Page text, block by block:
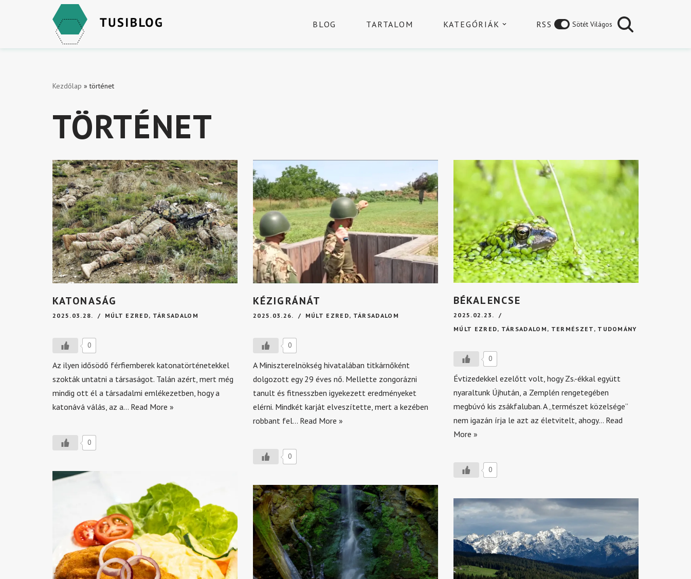
BLOG TARTALOM KATEGÓRIÁK RSS Sötét Világos
Kezdőlap »történet
TÖRTÉNET
KATONASÁG
2025.03.28. MÚLT EZRED, TÁRSADALOM
0
Az ilyen idősödő férfiemberek katonatörténetekkel
szokták untatni a társaságot. Talán azért, mert még
mindig ott él a társadalmi emlékezetben, hogy a
katonává válás, az a… Read More »
0
KÉZIGRÁNÁT
2025.03.26. MÚLT EZRED, TÁRSADALOM
0
A Miniszterelnökség hivatalában titkárnőként
dolgozott egy 29 éves nő. Mellette zongorázni
tanult és fitnesszben igyekezett eredményeket
elérni. Mindkét karját elveszítette, mert a kezében
robbant fel… Read More »
0
BÉKALENCSE
2025.02.23.
MÚLT EZRED, TÁRSADALOM , TERMÉSZET , TUDOMÁNY
0
Évtizedekkel ezelőtt volt, hogy Zs.-ékkal együtt
nyaraltunk Újhután, a Zemplén rengetegében
megbúvó kis zsákfaluban. A „természet közelsége”
nem igazán írja le azt az életvitelt, ahogy… Read
More »
0